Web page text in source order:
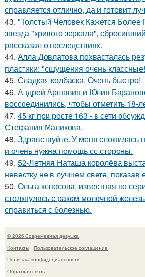
справляется отлично, да и готовит
43. "Толстый Человек Кажется Более
звезда "кривого зеркала",
рассказал о последствиях.
44. Алла Довлатова похвасталась
пластики: "ощущения очень классные!
45. Сладкая колбаска. Очень быстро!
46. Андрей Аршавин и Юлия
воссоединились, чтобы отметить 18-
47. 45 кг при росте 163 - в сети
Стефания Маликова.
48. Здравствуйте. У меня сложилась
и очень нужна помощь со стороны.
49. 52-Летняя Наташа королёва
невестку не в лучшем свете, показав
50. Ольга копосова, известная по
столкнулась с раком молочной
справиться с болезнью.
© 2026 Современная девушка
Контакты
Пользовательское соглашение
Политика конфидециальности
Обратная связь